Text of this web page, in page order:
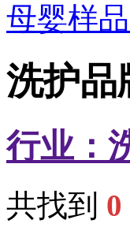
母婴样
洗护品
行业：
共找到 0